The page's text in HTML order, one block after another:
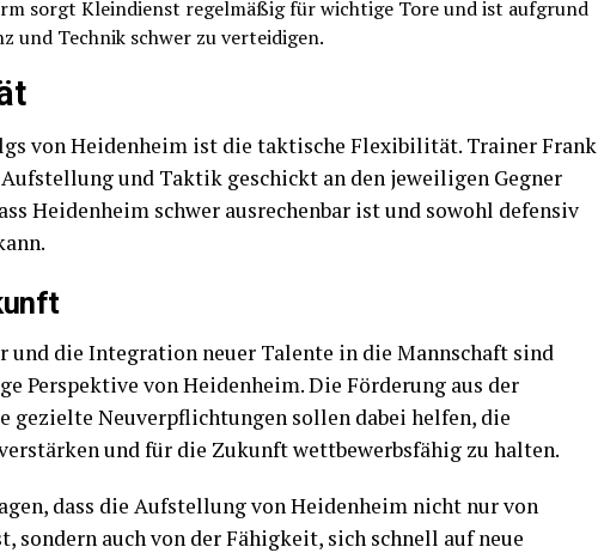
sorgt Kleindienst regelmäßig für wichtige Tore und ist aufgrund
und Technik schwer zu verteidigen.
von Heidenheim ist die taktische Flexibilität. Trainer Frank
und Taktik geschickt an den jeweiligen Gegner
Heidenheim schwer ausrechenbar ist und sowohl defensiv
und die Integration neuer Talente in die Mannschaft sind
Perspektive von Heidenheim. Die Förderung aus der
gezielte Neuverpflichtungen sollen dabei helfen, die
und für die Zukunft wettbewerbsfähig zu halten.
dass die Aufstellung von Heidenheim nicht nur von
auch von der Fähigkeit, sich schnell auf neue